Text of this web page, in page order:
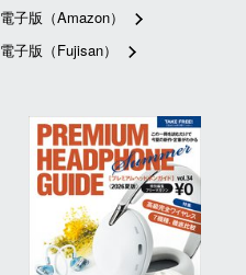
電子版（Amazon）
電子版（Fujisan）